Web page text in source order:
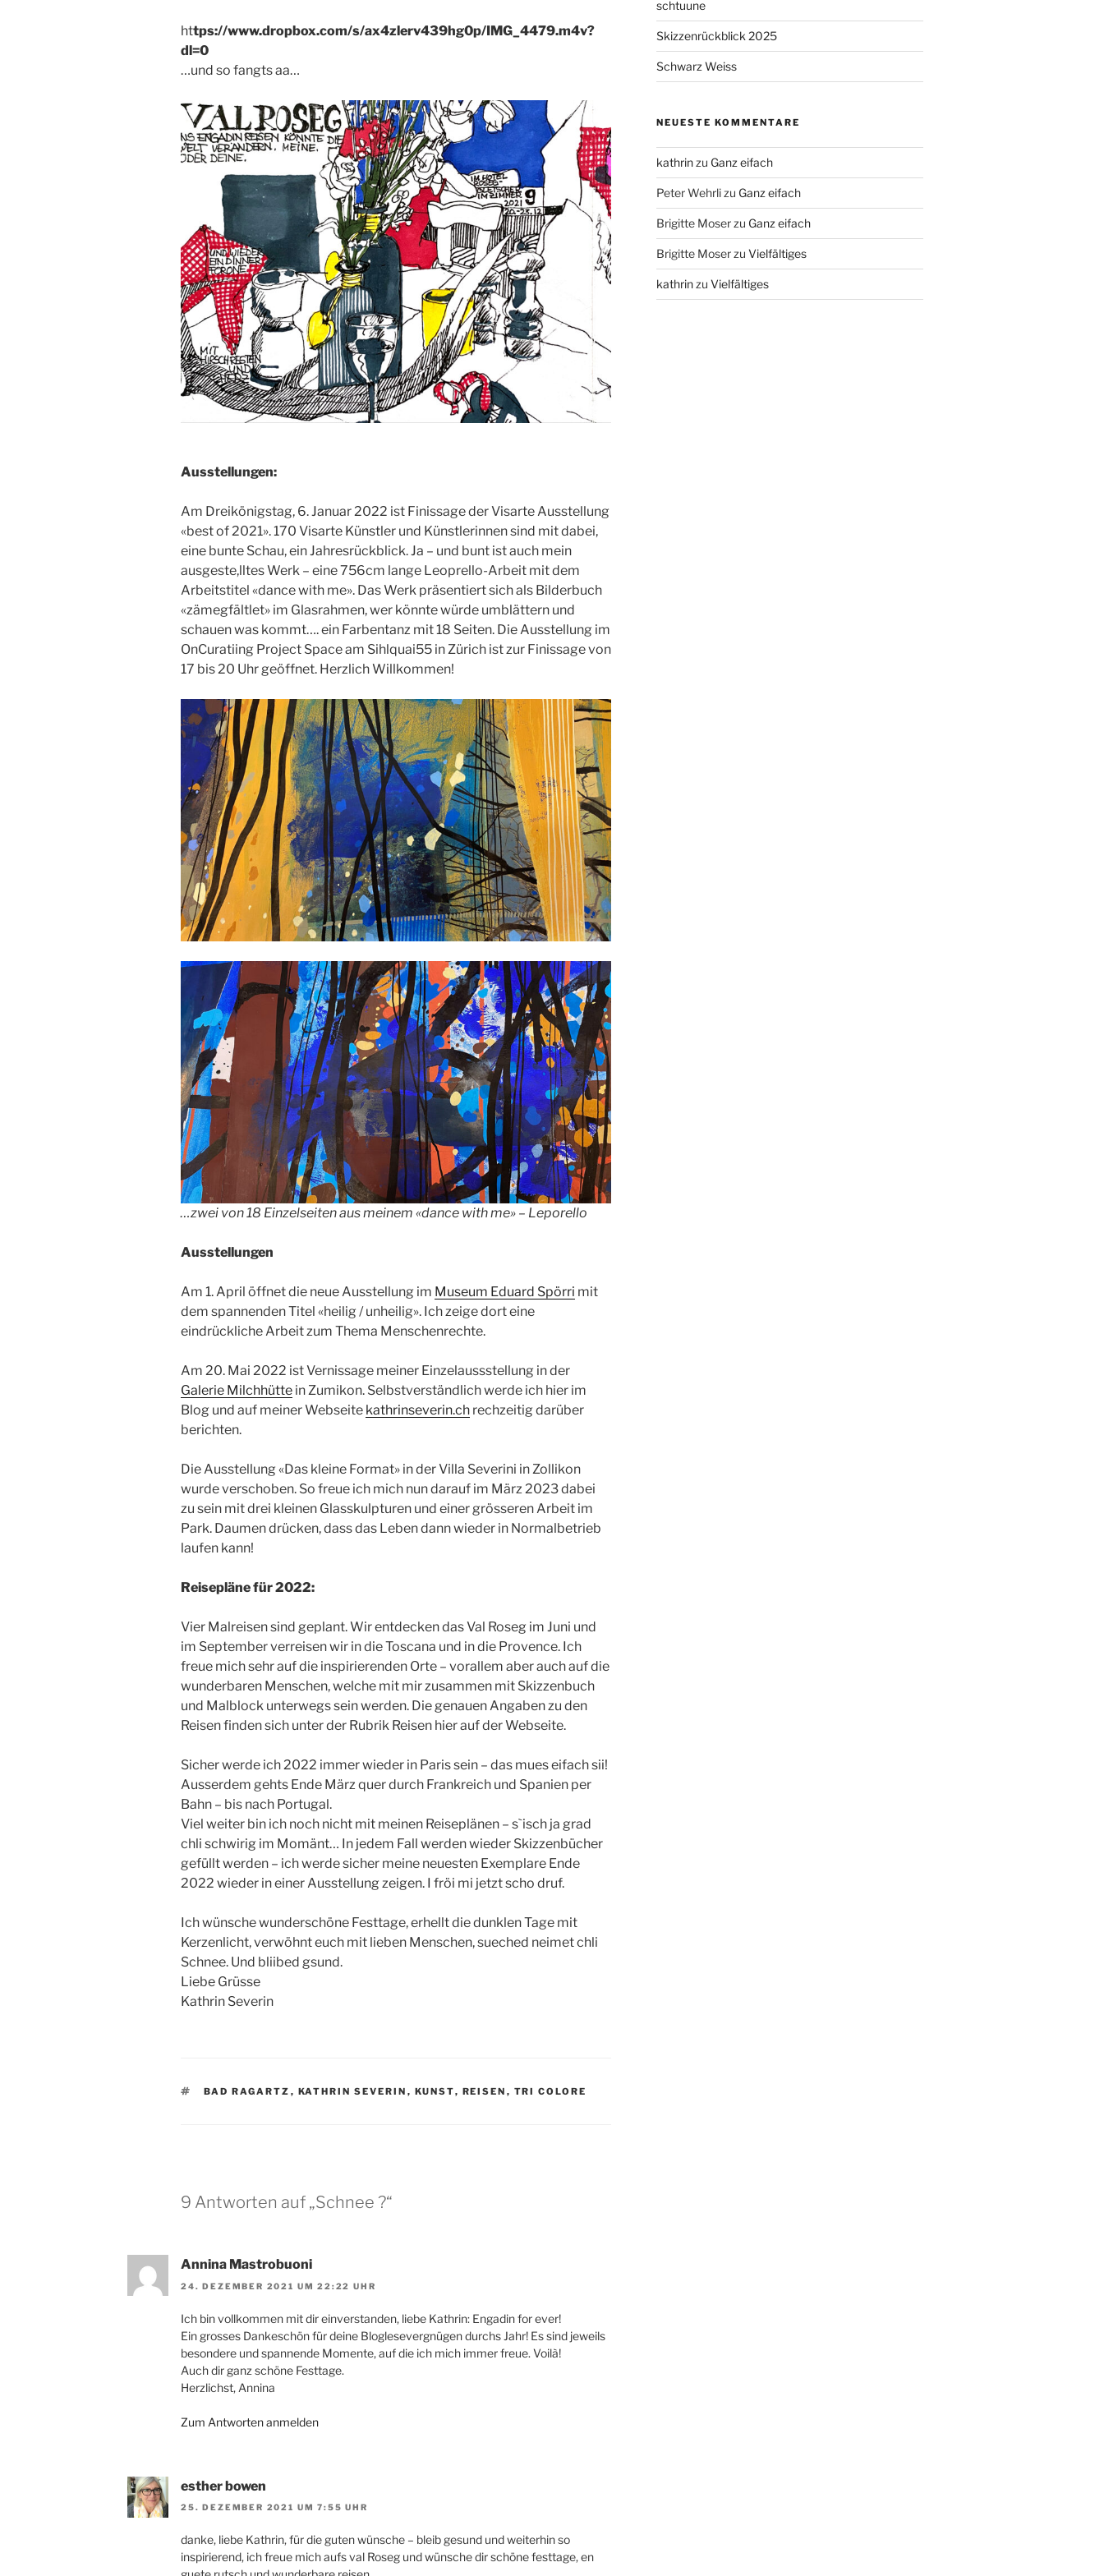
https://www.dropbox.com/s/ax4zlerv439hg0p/IMG_4479.m4v?
dl=0
…und so fangts aa…
Ausstellungen:
Am Dreikönigstag, 6. Januar 2022 ist Finissage der Visarte Ausstellung
«best of 2021». 170 Visarte Künstler und Künstlerinnen sind mit dabei,
eine bunte Schau, ein Jahresrückblick. Ja – und bunt ist auch mein
ausgeste,lltes Werk – eine 756cm lange Leoprello-Arbeit mit dem
Arbeitstitel «dance with me». Das Werk präsentiert sich als Bilderbuch
«zämegfältlet» im Glasrahmen, wer könnte würde umblättern und
schauen was kommt…. ein Farbentanz mit 18 Seiten. Die Ausstellung im
OnCuratiing Project Space am Sihlquai55 in Zürich ist zur Finissage von
17 bis 20 Uhr geöffnet. Herzlich Willkommen!
…zwei von 18 Einzelseiten aus meinem «dance with me» – Leporello
Ausstellungen
Am 1. April öffnet die neue Ausstellung im Museum Eduard Spörri mit
dem spannenden Titel «heilig / unheilig». Ich zeige dort eine
eindrückliche Arbeit zum Thema Menschenrechte.
Am 20. Mai 2022 ist Vernissage meiner Einzelaussstellung in der
Galerie Milchhütte in Zumikon. Selbstverständlich werde ich hier im
Blog und auf meiner Webseite kathrinseverin.ch rechzeitig darüber
berichten.
Die Ausstellung «Das kleine Format» in der Villa Severini in Zollikon
wurde verschoben. So freue ich mich nun darauf im März 2023 dabei
zu sein mit drei kleinen Glasskulpturen und einer grösseren Arbeit im
Park. Daumen drücken, dass das Leben dann wieder in Normalbetrieb
laufen kann!
Reisepläne für 2022:
Vier Malreisen sind geplant. Wir entdecken das Val Roseg im Juni und
im September verreisen wir in die Toscana und in die Provence. Ich
freue mich sehr auf die inspirierenden Orte – vorallem aber auch auf die
wunderbaren Menschen, welche mit mir zusammen mit Skizzenbuch
und Malblock unterwegs sein werden. Die genauen Angaben zu den
Reisen finden sich unter der Rubrik Reisen hier auf der Webseite.
Sicher werde ich 2022 immer wieder in Paris sein – das mues eifach sii!
Ausserdem gehts Ende März quer durch Frankreich und Spanien per
Bahn – bis nach Portugal.
Viel weiter bin ich noch nicht mit meinen Reiseplänen – s`isch ja grad
chli schwirig im Momänt… In jedem Fall werden wieder Skizzenbücher
gefüllt werden – ich werde sicher meine neuesten Exemplare Ende
2022 wieder in einer Ausstellung zeigen. I fröi mi jetzt scho druf.
Ich wünsche wunderschöne Festtage, erhellt die dunklen Tage mit
Kerzenlicht, verwöhnt euch mit lieben Menschen, sueched neimet chli
Schnee. Und bliibed gsund.
Liebe Grüsse
Kathrin Severin
SCHLAGWÖRTER
BAD RAGARTZ , KATHRIN SEVERIN , KUNST, REISEN , TRI COLORE
9 Antworten auf „Schnee ?“
Annina Mastrobuoni
24. DEZEMBER 2021 UM 22:22 UHR
Ich bin vollkommen mit dir einverstanden, liebe Kathrin: Engadin for ever!
Ein grosses Dankeschön für deine Bloglesevergnügen durchs Jahr! Es sind jeweils
besondere und spannende Momente, auf die ich mich immer freue. Voilà!
Auch dir ganz schöne Festtage.
Herzlichst, Annina
Zum Antworten anmelden
esther bowen
25. DEZEMBER 2021 UM 7:55 UHR
danke, liebe Kathrin, für die guten wünsche – bleib gesund und weiterhin so
inspirierend, ich freue mich aufs val Roseg und wünsche dir schöne festtage, en
schtuune
Skizzenrückblick 2025
Schwarz Weiss
NEUESTE KOMMENTARE
kathrinzu Ganz eifach
Peter Wehrlizu Ganz eifach
Brigitte Moserzu Ganz eifach
Brigitte Moserzu Vielfältiges
kathrinzu Vielfältiges